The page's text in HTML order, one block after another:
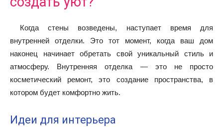
Когда стены возведены, наступает время для
внутренней отделки. Это тот момент, когда ваш дом
наконец начинает обретать свой уникальный стиль и
атмосферу. Внутренняя отделка — это не просто
косметический ремонт, это создание пространства, в
котором будет комфортно жить.
Идеи для интерьера